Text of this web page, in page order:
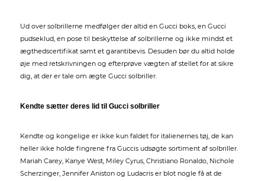
Ud over solbrillerne medfølger der altid en Gucci boks, en Gucci
pudseklud, en pose til beskyttelse af solbrillerne og ikke mindst et
ægthedscertifikat samt et garantibevis. Desuden bør du altid holde
øje med retskrivningen og efterprøve vægten af stellet for at sikre
dig, at der er tale om ægte Gucci solbriller.
Kendte sætter deres lid til Gucci solbriller
Kendte og kongelige er ikke kun faldet for italienernes tøj, de kan
heller ikke holde fingrene fra Guccis udsøgte sortiment af solbriller.
Mariah Carey, Kanye West, Miley Cyrus, Christiano Ronaldo, Nichole
Scherzinger, Jennifer Aniston og Ludacris er blot nogle få at de